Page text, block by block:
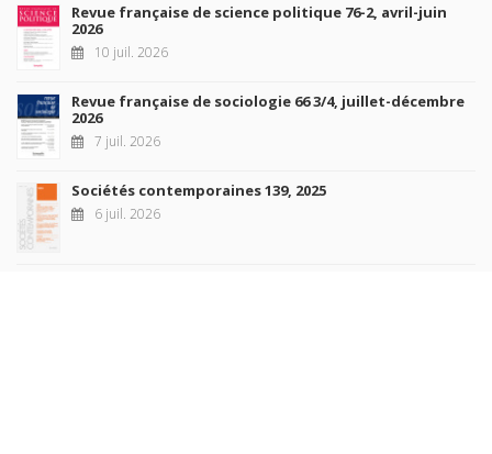
Revue française de science politique 76-2, avril-juin
2026
10 juil. 2026
Revue française de sociologie 66 3/4, juillet-décembre
2026
7 juil. 2026
Sociétés contemporaines 139, 2025
6 juil. 2026